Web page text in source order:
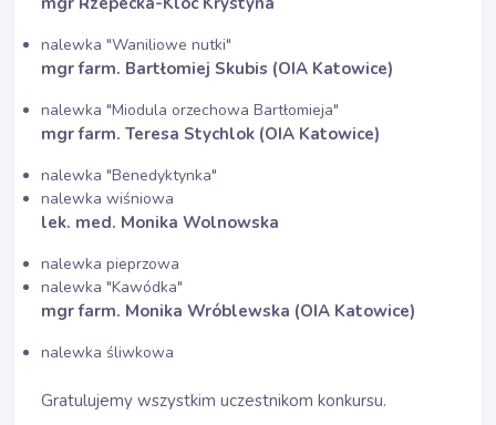
nalewka "Waniliowe nutki"
mgr farm. Bartłomiej Skubis (OIA Katowice)
nalewka "Miodula orzechowa Bartłomieja"
mgr farm. Teresa Stychlok (OIA Katowice)
nalewka "Benedyktynka"
nalewka wiśniowa
lek. med. Monika Wolnowska
nalewka pieprzowa
nalewka "Kawódka"
mgr farm. Monika Wróblewska (OIA Katowice)
nalewka śliwkowa
Gratulujemy wszystkim uczestnikom konkursu.